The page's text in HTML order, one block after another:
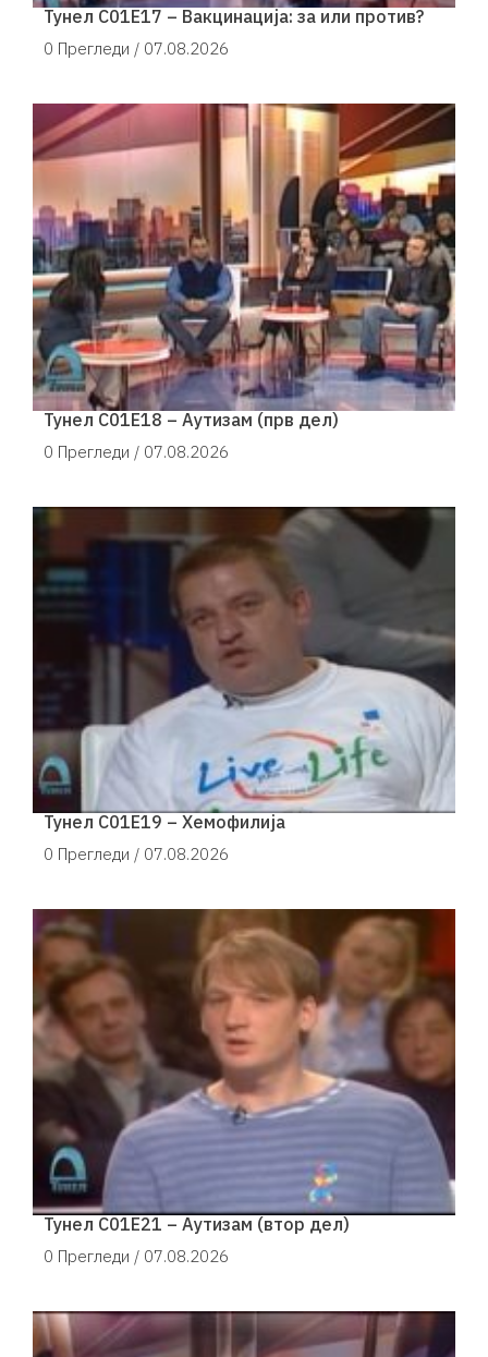
Тунел С01Е17 – Вакцинација: за или против?
0 Прегледи / 07.08.2026
Тунел С01Е18 – Аутизам (прв дел)
0 Прегледи / 07.08.2026
Тунел С01Е19 – Хемофилија
0 Прегледи / 07.08.2026
Тунел С01Е21 – Аутизам (втор дел)
0 Прегледи / 07.08.2026